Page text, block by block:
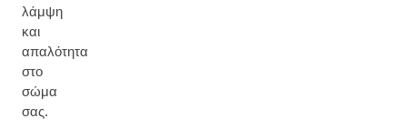
λάμψη
και
απαλότητα
στο
σώμα
σας.